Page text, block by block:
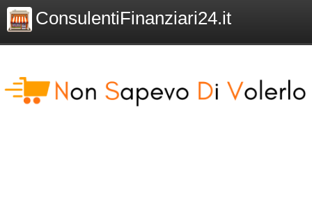
ConsulentiFinanziari24.it